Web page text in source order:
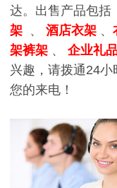
达。出售产品包括
架 、 酒店衣架 、
架裤架 、 企业礼
兴趣，请拨通24
您的来电！